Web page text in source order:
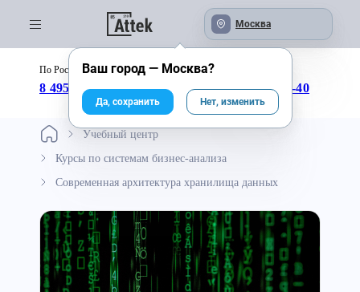
Москва
По России бесплатно:
8 495 246-04-43 8 800 333-25-40
Учебный центр
Курсы по системам бизнес-анализа
Современная архитектура хранилища данных
Ваш город — Москва?
Да, сохранить Нет, изменить